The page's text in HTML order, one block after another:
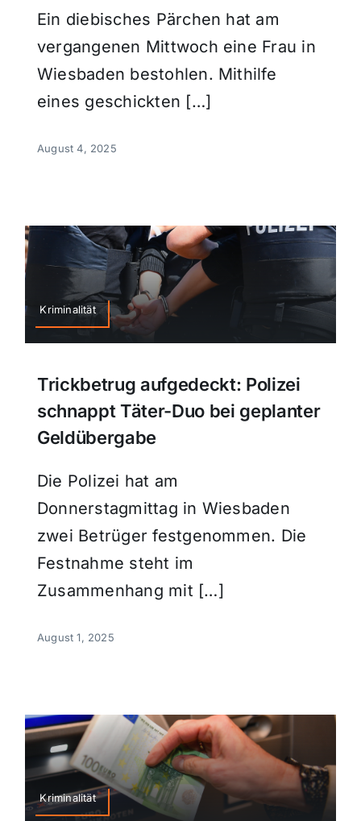
Ein diebisches Pärchen hat am
vergangenen Mittwoch eine Frau in
Wiesbaden bestohlen. Mithilfe
eines geschickten […]
August 4, 2025
Kriminalität
Trickbetrug aufgedeckt: Polizei
schnappt Täter-Duo bei geplanter
Geldübergabe
Die Polizei hat am
Donnerstagmittag in Wiesbaden
zwei Betrüger festgenommen. Die
Festnahme steht im
Zusammenhang mit […]
August 1, 2025
Kriminalität